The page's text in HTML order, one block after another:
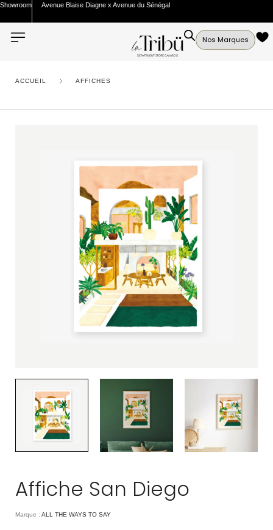
Showroom Avenue Blaise Diagne x Avenue du Sénégal
Nos Marques
ACCUEIL AFFICHES
Affiche San Diego
Marque : ALL THE WAYS TO SAY